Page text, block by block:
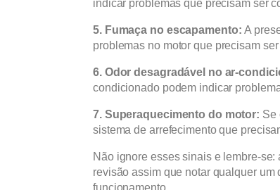
indicar problemas que precisam ser
5. Fumaça no escapamento: A
problemas no motor que precisam
6. Odor desagradável no ar-
condicionado podem indicar
7. Superaquecimento do motor: Se
sistema de arrefecimento que
Não ignore esses sinais e lembre-
revisão assim que notar qualquer